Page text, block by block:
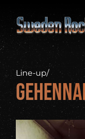
Line-up/